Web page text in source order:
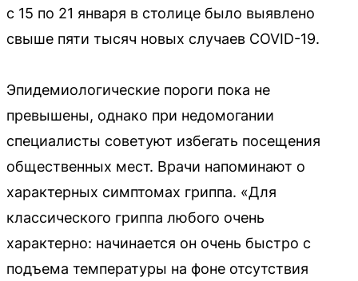
с 15 по 21 января в столице было выявлено
свыше пяти тысяч новых случаев COVID-19.
Эпидемиологические пороги пока не
превышены, однако при недомогании
специалисты советуют избегать посещения
общественных мест. Врачи напоминают о
характерных симптомах гриппа. «Для
классического гриппа любого очень
характерно: начинается он очень быстро с
подъема температуры на фоне отсутствия